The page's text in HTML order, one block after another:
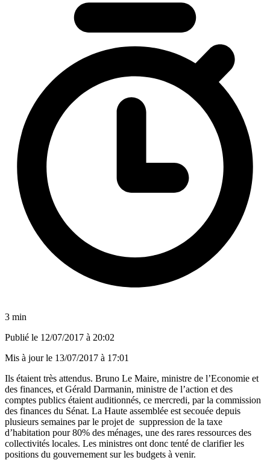
3 min
Publié le 12/07/2017 à 20:02
Mis à jour le 13/07/2017 à 17:01
Ils étaient très attendus. Bruno Le Maire, ministre de l’Economie et
des finances, et Gérald Darmanin, ministre de l’action et des
comptes publics étaient auditionnés, ce mercredi, par la commission
des finances du Sénat. La Haute assemblée est secouée depuis
plusieurs semaines par le projet de suppression de la taxe
d’habitation pour 80% des ménages, une des rares ressources des
collectivités locales. Les ministres ont donc tenté de clarifier les
positions du gouvernement sur les budgets à venir.